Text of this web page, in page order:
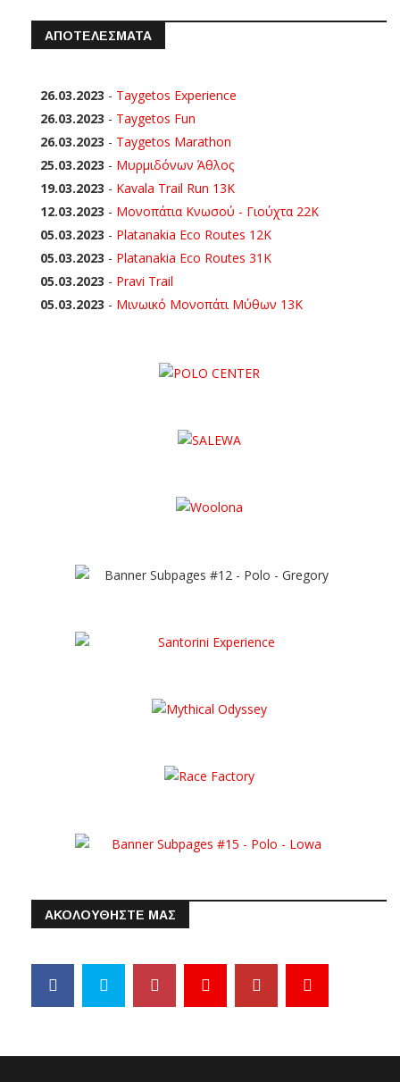
ΑΠΟΤΕΛΕΣΜΑΤΑ
26.03.2023 - Taygetos Experience
26.03.2023 - Taygetos Fun
26.03.2023 - Taygetos Marathon
25.03.2023 - Μυρμιδόνων Άθλος
19.03.2023 - Kavala Trail Run 13K
12.03.2023 - Μονοπάτια Κνωσού - Γιούχτα 22Κ
05.03.2023 - Platanakia Eco Routes 12K
05.03.2023 - Platanakia Eco Routes 31K
05.03.2023 - Pravi Trail
05.03.2023 - Μινωικό Μονοπάτι Μύθων 13Κ
ΑΚΟΛΟΥΘΗΣΤΕ ΜΑΣ